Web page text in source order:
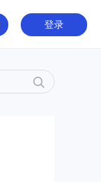
登录